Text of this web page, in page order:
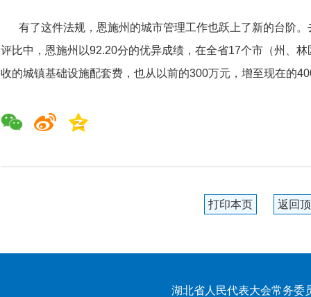
有了这件法规，恩施州的城市管理工作也跃上了新的台阶
评比中，恩施州以92.20分的优异成绩，在全省17个市（州、
收的城镇基础设施配套费，也从以前的300万元，增至现在的
打印本页 返回
湖北省人民代表大会常务委